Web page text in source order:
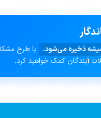
ذخیره می‌شود.
با طرح
آیندگان کمک خواهید کرد.